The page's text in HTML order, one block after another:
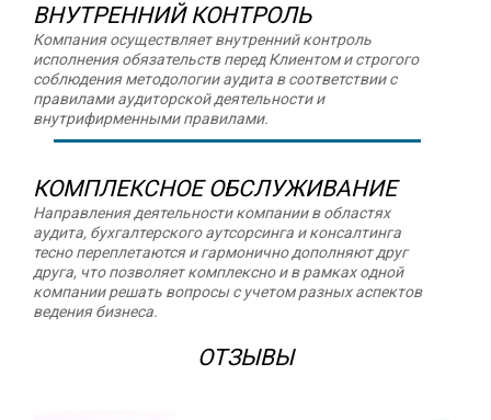
ВНУТРЕННИЙ КОНТРОЛЬ
Компания осуществляет внутренний контроль
исполнения обязательств перед Клиентом и строгого
соблюдения методологии аудита в соответствии с
правилами аудиторской деятельности и
внутрифирменными правилами.
КОМПЛЕКСНОЕ ОБСЛУЖИВАНИЕ
Направления деятельности компании в областях
аудита, бухгалтерского аутсорсинга и консалтинга
тесно переплетаются и гармонично дополняют друг
друга, что позволяет комплексно и в рамках одной
компании решать вопросы с учетом разных аспектов
ведения бизнеса.
ОТЗЫВЫ